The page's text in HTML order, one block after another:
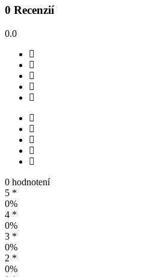
0 Recenzií
0.0
0 hodnotení
5 *
0%
4 *
0%
3 *
0%
2 *
0%